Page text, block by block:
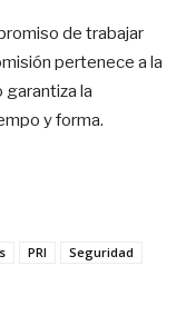
de trabajar
pertenece a la
la
y forma.
PRI
Seguridad